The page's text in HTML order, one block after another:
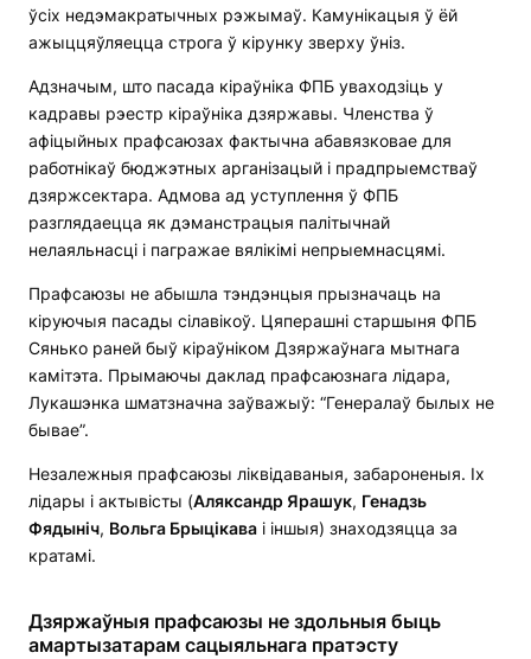
ўсіх недэмакратычных рэжымаў. Камунікацыя ў ёй
ажыццяўляецца строга ў кірунку зверху ўніз.
Адзначым, што пасада кіраўніка ФПБ уваходзіць у
кадравы рэестр кіраўніка дзяржавы. Членства ў
афіцыйных прафсаюзах фактычна абавязковае для
работнікаў бюджэтных арганізацый і прадпрыемстваў
дзяржсектара. Адмова ад уступлення ў ФПБ
разглядаецца як дэманстрацыя палітычнай
нелаяльнасці і пагражае вялікімі непрыемнасцямі.
Прафсаюзы не абышла тэндэнцыя прызначаць на
кіруючыя пасады сілавікоў. Цяперашні старшыня ФПБ
Сянько раней быў кіраўніком Дзяржаўнага мытнага
камітэта. Прымаючы даклад прафсаюзнага лідара,
Лукашэнка шматзначна заўважыў: “Генералаў былых не
бывае”.
Незалежныя прафсаюзы ліквідаваныя, забароненыя. Іх
лідары і актывісты (Аляксандр Ярашук, Генадзь
Фядыніч, Вольга Брыцікава і іншыя) знаходзяцца за
кратамі.
Дзяржаўныя прафсаюзы не здольныя быць
амартызатарам сацыяльнага пратэсту